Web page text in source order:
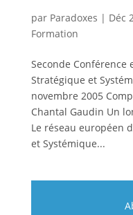
par Paradoxes | Déc
Formation
Seconde Conférence
Stratégique et
novembre 2005
Chantal Gaudin Un
Le réseau européen
et Systémique...